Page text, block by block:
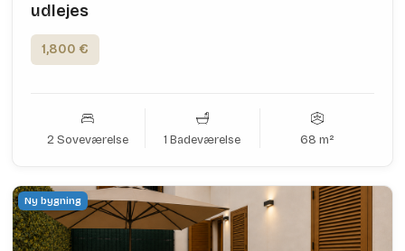
udlejes
1,800 €
2 Soveværelse 1 Badeværelse 68 m²
Ny bygning